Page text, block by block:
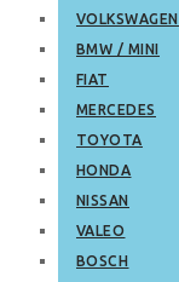
VOLKSWAGEN
BMW / MINI
FIAT
MERCEDES
TOYOTA
HONDA
NISSAN
VALEO
BOSCH